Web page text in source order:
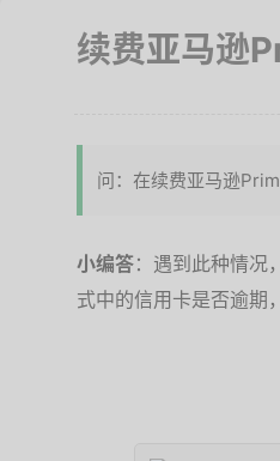
续费亚马逊
问：在续费亚马逊
小编答：遇到此种情况
式中的信用卡是否逾期